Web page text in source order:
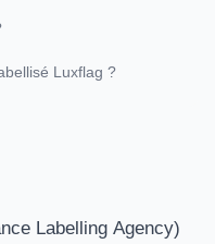
Luxflag ?
Labelling Agency)